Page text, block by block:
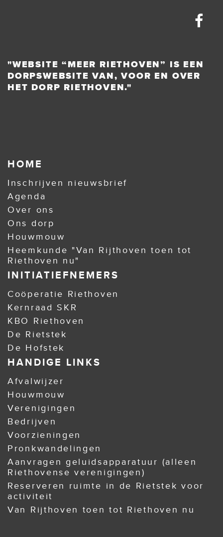
"WEBSITE “MEER RIETHOVEN” IS EEN
DORPSWEBSITE VAN, VOOR EN OVER
HET DORP RIETHOVEN."
HOME
Inschrijven nieuwsbrief
Agenda
Over ons
Ons dorp
Houwmouw
Heemkunde "Van Rijthoven toen tot
Riethoven nu"
INITIATIEFNEMERS
Coöperatie Riethoven
Kernraad SKR
KBO Riethoven
De Rietstek
De Hofstek
HANDIGE LINKS
Afvalwijzer
Houwmouw
Verenigingen
Bedrijven
Voorzieningen
Pronkwandelingen
Aanvragen geluidsapparatuur (alleen
Riethovense verenigingen)
Reserveren ruimte in de Rietstek voor
activiteit
Van Rijthoven toen tot Riethoven nu